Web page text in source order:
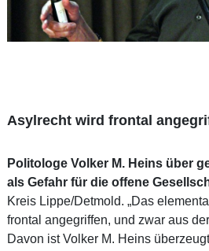
Asylrecht wird frontal
Politologe Volker M. Heins über
als Gefahr für die offene
Kreis Lippe/Detmold. „Das
frontal angegriffen, und zwar aus
Davon ist Volker M. Heins